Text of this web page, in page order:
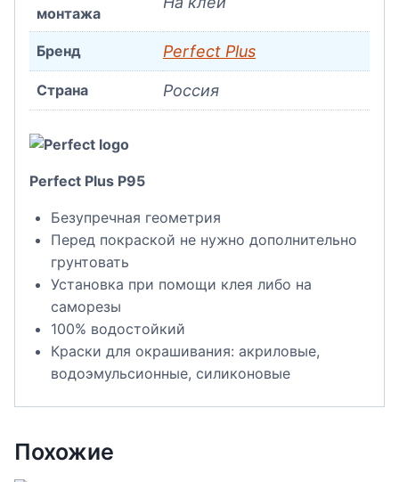
монтажа
Бренд Perfect Plus
Страна Россия
Perfect Plus P95
Безупречная геометрия
Перед покраской не нужно дополнительно
грунтовать
Установка при помощи клея либо на
саморезы
100% водостойкий
Краски для окрашивания: акриловые,
водоэмульсионные, силиконовые
Похожие